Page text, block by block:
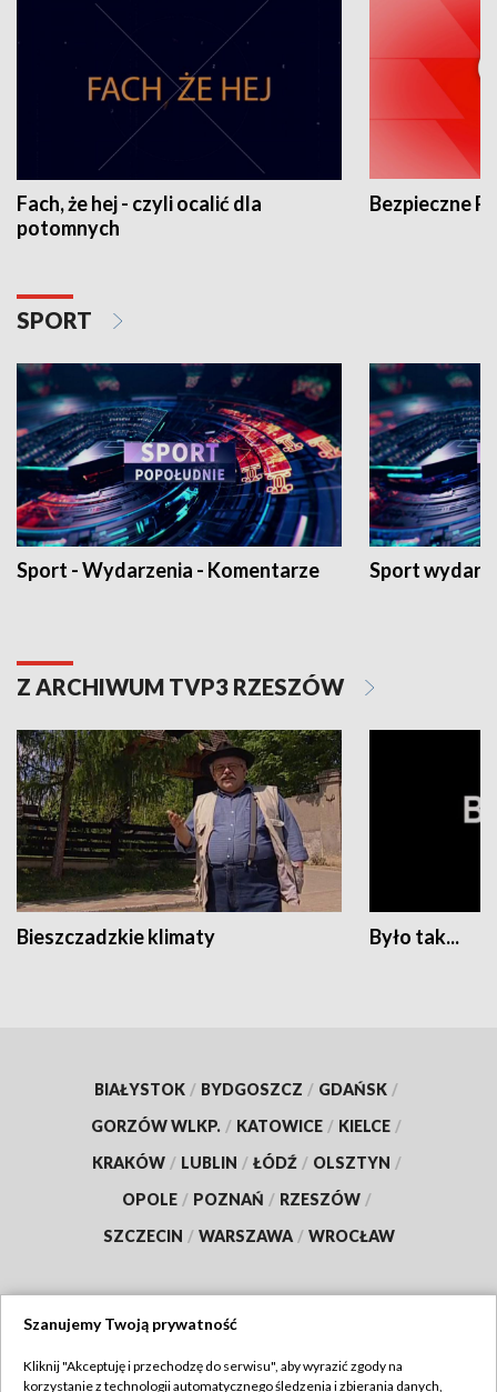
Fach, że hej - czyli ocalić dla
potomnych
Bezpieczne
SPORT
Sport - Wydarzenia - Komentarze Sport
Z ARCHIWUM TVP3 RZESZÓW
Bieszczadzkie klimaty Było tak...
BIAŁYSTOK / BYDGOSZCZ / GDAŃSK /
GORZÓW WLKP. / KATOWICE / KIELCE /
KRAKÓW / LUBLIN / ŁÓDŹ / OLSZTYN /
OPOLE / POZNAŃ / RZESZÓW /
SZCZECIN / WARSZAWA / WROCŁAW
Szanujemy Twoją prywatność
Kliknij "Akceptuję i przechodzę do serwisu", aby wyrazić zgody na
korzystanie z technologii automatycznego śledzenia i zbierania danych,